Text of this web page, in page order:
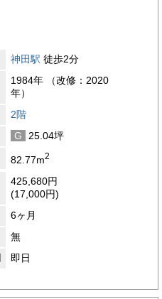
神田駅 徒歩2分
1984年 （改修：2020
年）
2階
G
25.04坪
82.77m2
425,680円
(17,000円)
6ヶ月
無
即日